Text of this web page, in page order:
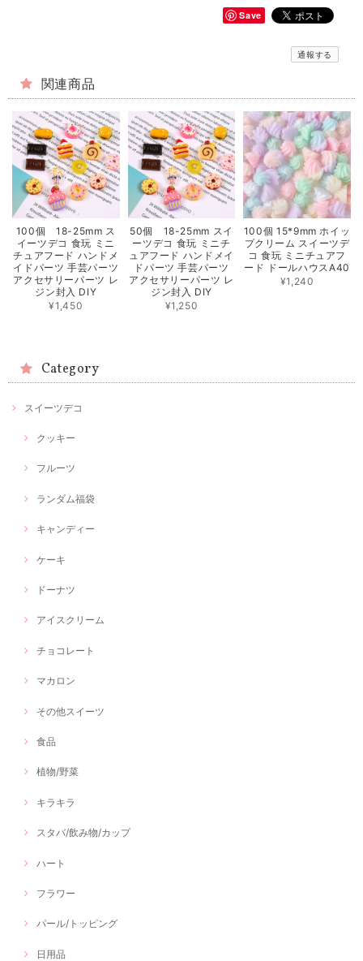
Save
通報する
関連商品
100個 18-25mm ス
イーツデコ 食玩 ミニ
チュアフード ハンドメ
イドパーツ 手芸パーツ
アクセサリーパーツ レ
ジン封入 DIY
¥1,450
50個 18-25mm スイ
ーツデコ 食玩 ミニチ
ュアフード ハンドメイ
ドパーツ 手芸パーツ
アクセサリーパーツ レ
ジン封入 DIY
¥1,250
100個 15*9mm ホイッ
プクリーム スイーツデ
コ 食玩 ミニチュアフ
ード ドールハウスA40
¥1,240
Category
スイーツデコ
クッキー
フルーツ
ランダム福袋
キャンディー
ケーキ
ドーナツ
アイスクリーム
チョコレート
マカロン
その他スイーツ
食品
植物/野菜
キラキラ
スタバ/飲み物/カップ
ハート
フラワー
パール/トッピング
日用品